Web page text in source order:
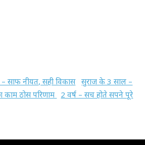
साफ नीयत, सही विकास सुराज के 3 साल –
काम ठोस परिणाम
2 वर्ष – सच होते सपने पूरे